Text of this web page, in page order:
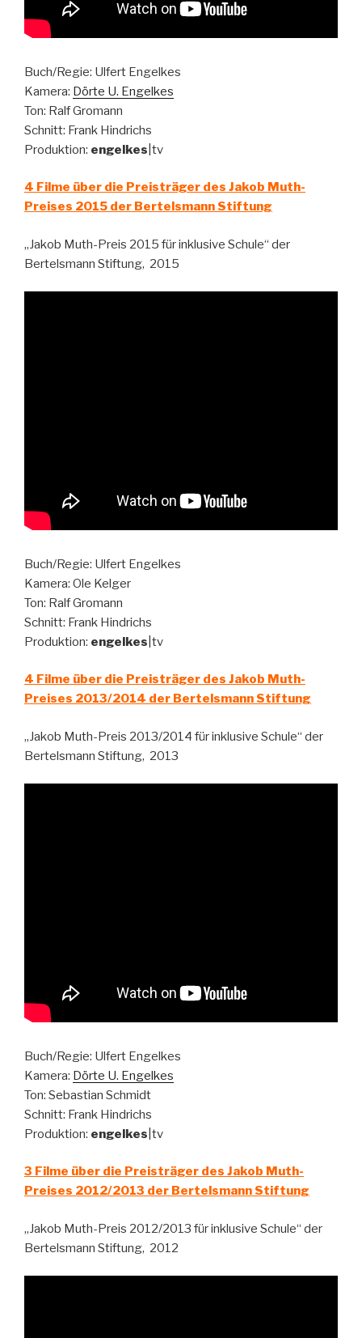
Buch/Regie: Ulfert Engelkes
Kamera: Dörte U. Engelkes
Ton: Ralf Gromann
Schnitt: Frank Hindrichs
Produktion: engelkes |tv
4 Filme über die Preisträger des Jakob Muth-
Preises 2015 der Bertelsmann Stiftung
„Jakob Muth-Preis 2015 für inklusive Schule“ der
Bertelsmann Stiftung, 2015
Buch/Regie: Ulfert Engelkes
Kamera: Ole Kelger
Ton: Ralf Gromann
Schnitt: Frank Hindrichs
Produktion: engelkes |tv
4 Filme über die Preisträger des Jakob Muth-
Preises 2013/2014 der Bertelsmann Stiftung
„Jakob Muth-Preis 2013/2014 für inklusive Schule“ der
Bertelsmann Stiftung, 2013
Buch/Regie: Ulfert Engelkes
Kamera: Dörte U. Engelkes
Ton: Sebastian Schmidt
Schnitt: Frank Hindrichs
Produktion: engelkes |tv
3 Filme über die Preisträger des Jakob Muth-
Preises 2012/2013 der Bertelsmann Stiftung
„Jakob Muth-Preis 2012/2013 für inklusive Schule“ der
Bertelsmann Stiftung, 2012